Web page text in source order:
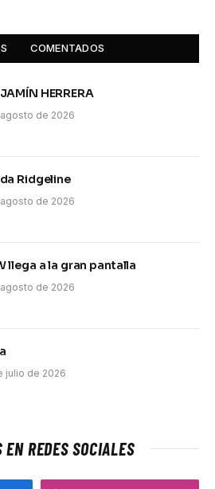
COMENTADOS
HERRERA
de 2026
Ridgeline
de 2026
llega a la gran pantalla
de 2026
julio de 2026
EN REDES SOCIALES